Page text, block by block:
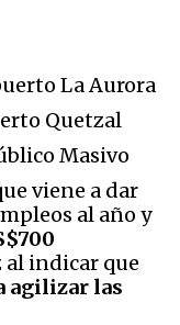
La Aurora
Quetzal
Masivo
viene a dar
al año y
al indicar que
agilizar las